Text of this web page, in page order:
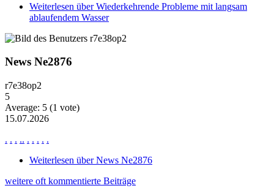
Weiterlesen über Wiederkehrende Probleme mit langsam
ablaufendem Wasser
News Ne2876
r7e38op2
5
Average: 5 (1 vote)
15.07.2026
. . . .. . . . . .
Weiterlesen über News Ne2876
weitere oft kommentierte Beiträge